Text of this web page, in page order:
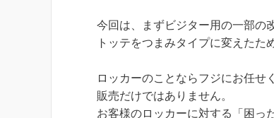
今回は、まずビジター用の一部の
トッテをつまみタイプに変えたた
ロッカーのことならフジにお任せ
販売だけではありません。
お客様のロッカーに対する「困っ